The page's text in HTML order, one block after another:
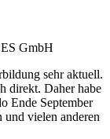
GmbH
sehr aktuell.
direkt. Daher habe
Ende September
und vielen anderen